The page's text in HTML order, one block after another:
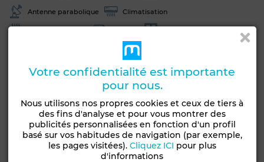
Antenne parabolique Climatisation
Cuisine équipée
Voir plus de photos
Votre confidentialité est importante
pour nous.
Nous utilisons nos propres cookies et ceux de tiers à
des fins d'analyse et pour vous montrer des
publicités personnalisées en fonction d'un profil
basé sur vos habitudes de navigation (par exemple,
les pages visitées). Cliquez ICI pour plus
d'informations